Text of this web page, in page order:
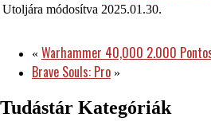
Utoljára módosítva 2025.01.30.
« Warhammer 40,000 2.000
Brave Souls: Pro »
Tudástár Kategóriák